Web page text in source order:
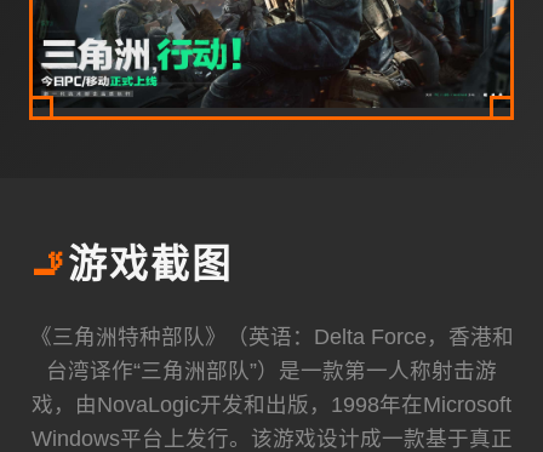
🚬游戏截图
《三角洲特种部队》（英语：Delta Force，香港和
台湾译作“三角洲部队”）是一款第一人称射击游
戏，由NovaLogic开发和出版，1998年在Microsoft
Windows平台上发行。该游戏设计成一款基于真正